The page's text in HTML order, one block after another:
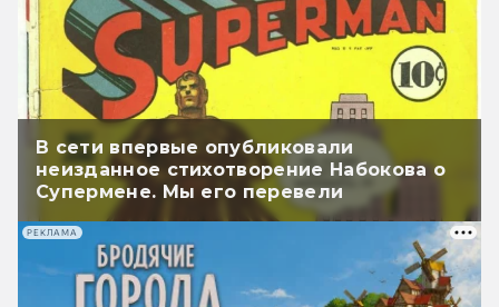
В сети впервые опубликовали
неизданное стихотворение Набокова о
Супермене. Мы его перевели
РЕКЛАМА